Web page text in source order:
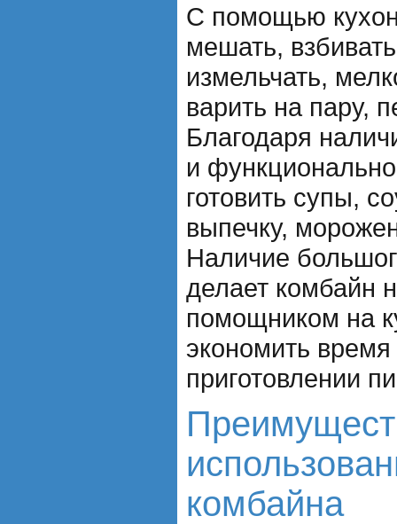
С помощью
мешать,
измельчать,
варить на пару,
Благодаря
и
готовить супы,
выпечку,
Наличие
делает комбайн
помощником на
экономить
приготовлении
комбайна